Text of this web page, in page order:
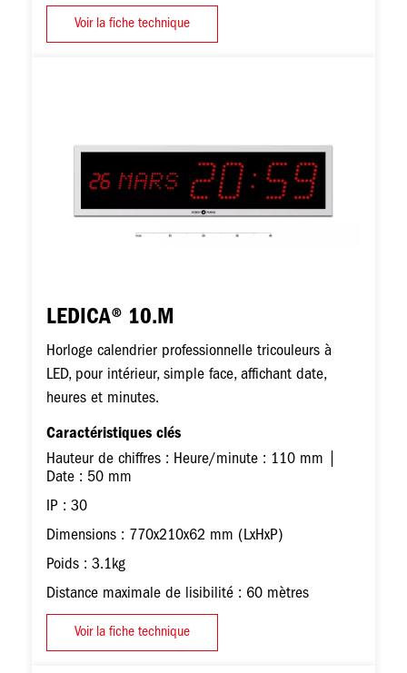
Voir la fiche technique
LEDICA® 10.M
Horloge calendrier professionnelle tricouleurs à
LED, pour intérieur, simple face, affichant date,
heures et minutes.
Caractéristiques clés
Hauteur de chiffres : Heure/minute : 110 mm |
Date : 50 mm
IP : 30
Dimensions : 770x210x62 mm (LxHxP)
Poids : 3.1kg
Distance maximale de lisibilité : 60 mètres
Voir la fiche technique